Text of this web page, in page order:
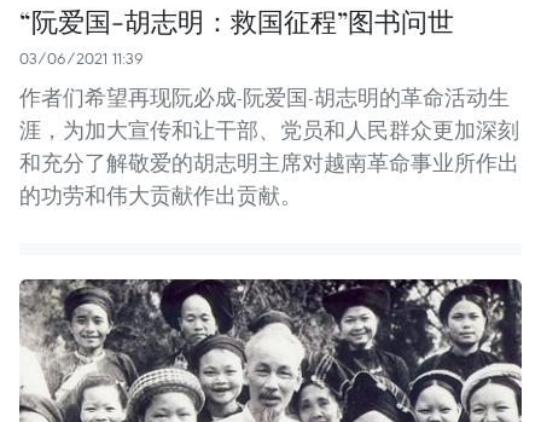
“阮爱国-胡志明：救国征程”图书问世
03/06/2021 11:39
作者们希望再现阮必成-阮爱国-胡志明的革命活动生
涯，为加大宣传和让干部、党员和人民群众更加深刻
和充分了解敬爱的胡志明主席对越南革命事业所作出
的功劳和伟大贡献作出贡献。